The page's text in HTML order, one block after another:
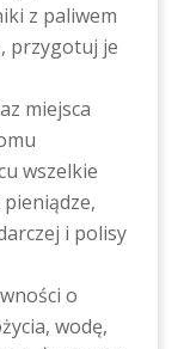
z paliwem
przygotuj je
miejsca
wszelkie
i polisy
o
wodę,